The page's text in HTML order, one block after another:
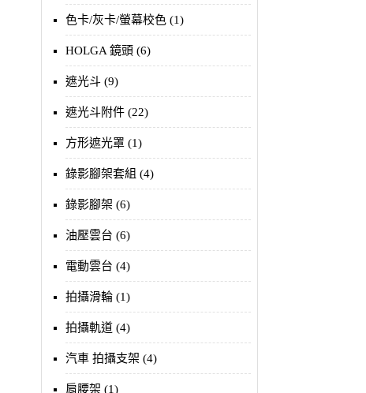
色卡/灰卡/螢幕校色 (1)
HOLGA 鏡頭 (6)
遮光斗 (9)
遮光斗附件 (22)
方形遮光罩 (1)
錄影腳架套組 (4)
錄影腳架 (6)
油壓雲台 (6)
電動雲台 (4)
拍攝滑輪 (1)
拍攝軌道 (4)
汽車 拍攝支架 (4)
肩腰架 (1)